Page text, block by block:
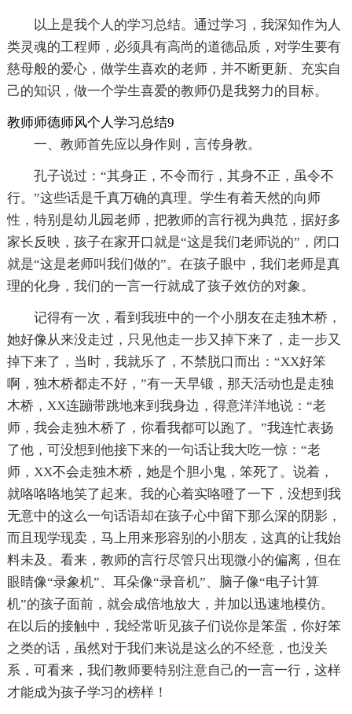
以上是我个人的学习总结。通过学习，我深知作为人
类灵魂的工程师，必须具有高尚的道德品质，对学生要有
慈母般的爱心，做学生喜欢的老师，并不断更新、充实自
己的知识，做一个学生喜爱的教师仍是我努力的目标。
教师师德师风个人学习总结9
一、教师首先应以身作则，言传身教。
孔子说过：“其身正，不令而行，其身不正，虽令不
行。”这些话是千真万确的真理。学生有着天然的向师
性，特别是幼儿园老师，把教师的言行视为典范，据好多
家长反映，孩子在家开口就是“这是我们老师说的”，闭口
就是“这是老师叫我们做的”。在孩子眼中，我们老师是真
理的化身，我们的一言一行就成了孩子效仿的对象。
记得有一次，看到我班中的一个小朋友在走独木桥，
她好像从来没走过，只见他走一步又掉下来了，走一步又
掉下来了，当时，我就乐了，不禁脱口而出：“XX好笨
啊，独木桥都走不好，”有一天早锻，那天活动也是走独
木桥，XX连蹦带跳地来到我身边，得意洋洋地说：“老
师，我会走独木桥了，你看我都可以跑了。”我连忙表扬
了他，可没想到他接下来的一句话让我大吃一惊：“老
师，XX不会走独木桥，她是个胆小鬼，笨死了。说着，
就咯咯咯地笑了起来。我的心着实咯噔了一下，没想到我
无意中的这么一句话语却在孩子心中留下那么深的阴影，
而且现学现卖，马上用来形容别的小朋友，这真的让我始
料未及。看来，教师的言行尽管只出现微小的偏离，但在
眼睛像“录象机”、耳朵像“录音机”、脑子像“电子计算
机”的孩子面前，就会成倍地放大，并加以迅速地模仿。
在以后的接触中，我经常听见孩子们说你是笨蛋，你好笨
之类的话，虽然对于我们来说是这么的不经意，也没关
系，可看来，我们教师要特别注意自己的一言一行，这样
才能成为孩子学习的榜样！